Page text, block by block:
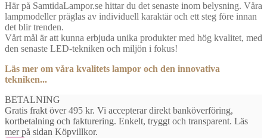
Här på SamtidaLampor.se hittar du det senaste inom belysning. Våra
lampmodeller präglas av individuell karaktär och ett steg före innan
det blir trenden.
Vårt mål är att kunna erbjuda unika produkter med hög kvalitet, med
den senaste LED-tekniken och miljön i fokus!
Läs mer om våra kvalitets lampor och den innovativa
tekniken...
BETALNING
Gratis frakt över 495 kr. Vi accepterar direkt banköverföring,
kortbetalning och fakturering. Enkelt, tryggt och transparent. Läs
mer på sidan Köpvillkor.